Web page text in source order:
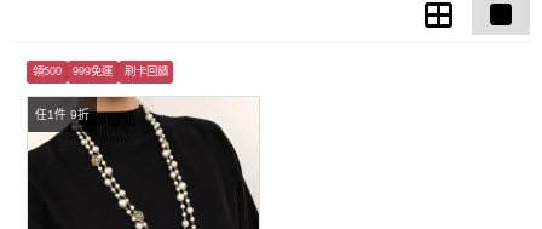
任1件 9折
領500 999免運 刷卡回饋